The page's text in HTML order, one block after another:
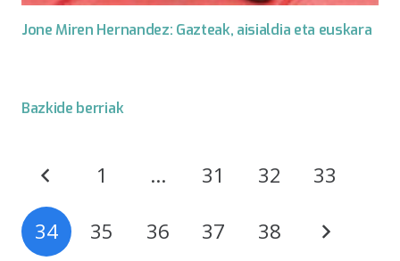
Jone Miren Hernandez: Gazteak, aisialdia eta euskara
Bazkide berriak
1 … 31 32 33
34 35 36 37 38